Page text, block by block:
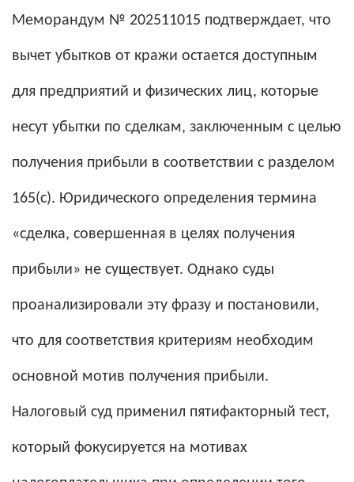
Меморандум № 202511015 подтверждает, что
вычет убытков от кражи остается доступным
для предприятий и физических лиц, которые
несут убытки по сделкам, заключенным с целью
получения прибыли в соответствии с разделом
165(c). Юридического определения термина
«сделка, совершенная в целях получения
прибыли» не существует. Однако суды
проанализировали эту фразу и постановили,
что для соответствия критериям необходим
основной мотив получения прибыли.
Налоговый суд применил пятифакторный тест,
который фокусируется на мотивах